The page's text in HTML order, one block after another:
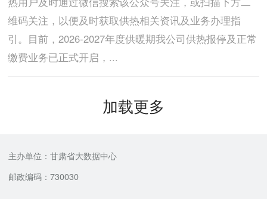
维码关注，以便及时获取供热相关资讯及业务办理指
引。目前，2026-2027年度供暖期我公司供热报停及正常
缴费业务已正式开启，...
加载更多
主办单位：甘肃省大数据中心
邮政编码：730030